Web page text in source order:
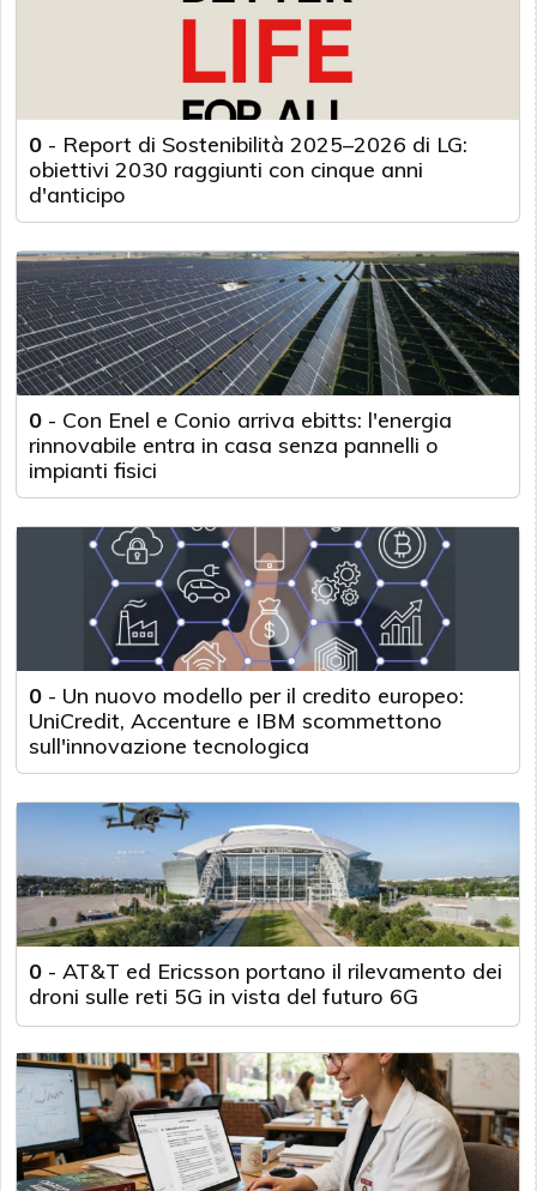
0 - Report di Sostenibilità 2025–2026 di LG:
obiettivi 2030 raggiunti con cinque anni
d'anticipo
0 - Con Enel e Conio arriva ebitts: l'energia
rinnovabile entra in casa senza pannelli o
impianti fisici
0 - Un nuovo modello per il credito europeo:
UniCredit, Accenture e IBM scommettono
sull'innovazione tecnologica
0 - AT&T ed Ericsson portano il rilevamento dei
droni sulle reti 5G in vista del futuro 6G